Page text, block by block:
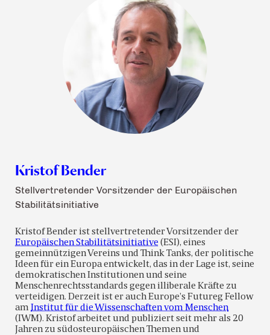
Kristof Bender
Stellvertretender Vorsitzender der Europäischen
Stabilitätsinitiative
Kristof Bender ist stellvertretender Vorsitzender der
Europäischen Stabilitätsinitiative (ESI), eines
gemeinnützigen Vereins und Think Tanks, der politische
Ideen für ein Europa entwickelt, das in der Lage ist, seine
demokratischen Institutionen und seine
Menschenrechtsstandards gegen illiberale Kräfte zu
verteidigen. Derzeit ist er auch Europe’s Futureg Fellow
amInstitut für die Wissenschaften vom Menschen
(IWM). Kristof arbeitet und publiziert seit mehr als 20
Jahren zu südosteuropäischen Themen und